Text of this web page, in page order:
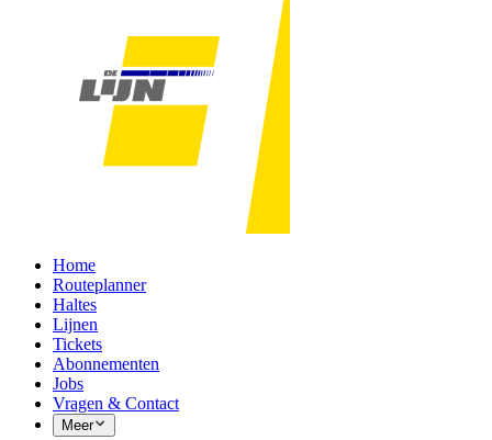
Home
Routeplanner
Haltes
Lijnen
Tickets
Abonnementen
Jobs
Vragen & Contact
Meer